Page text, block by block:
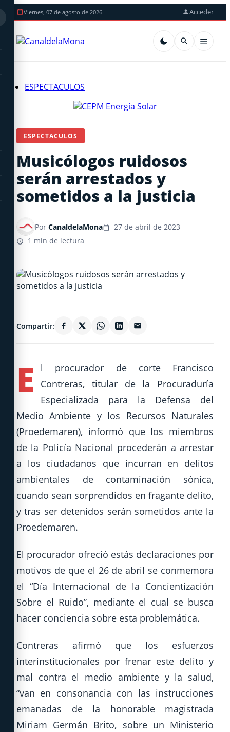
Viernes, 07 de agosto de 2026 Acceder
ESPECTACULOS
ESPECTACULOS
Musicólogos ruidosos
serán arrestados y
sometidos a la justicia
Por CanaldelaMona
27 de abril de 2023
1 min de lectura
Compartir:
E
l procurador de corte Francisco
Contreras, titular de la Procuraduría
Especializada para la Defensa del
Medio Ambiente y los Recursos Naturales
(Proedemaren), informó que los miembros
de la Policía Nacional procederán a arrestar
a los ciudadanos que incurran en delitos
ambientales de contaminación sónica,
cuando sean sorprendidos en fragante delito,
y tras ser detenidos serán sometidos ante la
Proedemaren.
El procurador ofreció estás declaraciones por
motivos de que el 26 de abril se conmemora
el “Día Internacional de la Concientización
Sobre el Ruido”, mediante el cual se busca
hacer conciencia sobre esta problemática.
Contreras afirmó que los esfuerzos
interinstitucionales por frenar este delito y
mal contra el medio ambiente y la salud,
“van en consonancia con las instrucciones
emanadas de la honorable magistrada
Miriam Germán Brito, sobre un Ministerio